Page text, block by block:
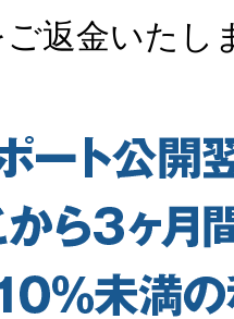
ご返金いたし